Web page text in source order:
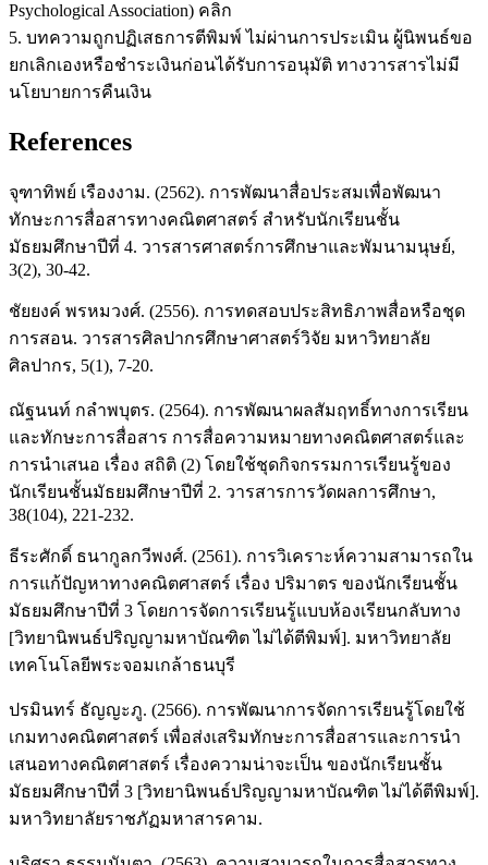
Psychological Association) คลิก
5. บทความถูกปฏิเสธการตีพิมพ์ ไม่ผ่านการประเมิน ผู้นิพนธ์ขอ
ยกเลิกเองหรือชำระเงินก่อนได้รับการอนุมัติ ทางวารสารไม่มี
นโยบายการคืนเงิน
References
จุฑาทิพย์ เรืองงาม. (2562). การพัฒนาสื่อประสมเพื่อพัฒนา
ทักษะการสื่อสารทางคณิตศาสตร์ สำหรับนักเรียนชั้น
มัธยมศึกษาปีที่ 4. วารสารศาสตร์การศึกษาและพัมนามนุษย์,
3(2), 30-42.
ชัยยงค์ พรหมวงศ์. (2556). การทดสอบประสิทธิภาพสื่อหรือชุด
การสอน. วารสารศิลปากรศึกษาศาสตร์วิจัย มหาวิทยาลัย
ศิลปากร, 5(1), 7-20.
ณัฐนนท์ กลำพบุตร. (2564). การพัฒนาผลสัมฤทธิ์ทางการเรียน
และทักษะการสื่อสาร การสื่อความหมายทางคณิตศาสตร์และ
การนำเสนอ เรื่อง สถิติ (2) โดยใช้ชุดกิจกรรมการเรียนรู้ของ
นักเรียนชั้นมัธยมศึกษาปีที่ 2. วารสารการวัดผลการศึกษา,
38(104), 221-232.
ธีระศักดิ์ ธนากูลกวีพงศ์. (2561). การวิเคราะห์ความสามารถใน
การแก้ปัญหาทางคณิตศาสตร์ เรื่อง ปริมาตร ของนักเรียนชั้น
มัธยมศึกษาปีที่ 3 โดยการจัดการเรียนรู้แบบห้องเรียนกลับทาง
[วิทยานิพนธ์ปริญญามหาบัณฑิต ไม่ได้ตีพิมพ์]. มหาวิทยาลัย
เทคโนโลยีพระจอมเกล้าธนบุรี
ปรมินทร์ ธัญญะภู. (2566). การพัฒนาการจัดการเรียนรู้โดยใช้
เกมทางคณิตศาสตร์ เพื่อส่งเสริมทักษะการสื่อสารและการนำ
เสนอทางคณิตศาสตร์ เรื่องความน่าจะเป็น ของนักเรียนชั้น
มัธยมศึกษาปีที่ 3 [วิทยานิพนธ์ปริญญามหาบัณฑิต ไม่ได้ตีพิมพ์].
มหาวิทยาลัยราชภัฏมหาสารคาม.